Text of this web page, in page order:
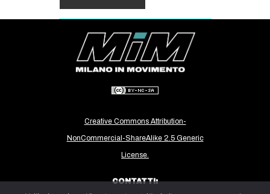
Creative Commons Attribution-
NonCommercial-ShareAlike 2.5 Generic
License.
CONTATTI: